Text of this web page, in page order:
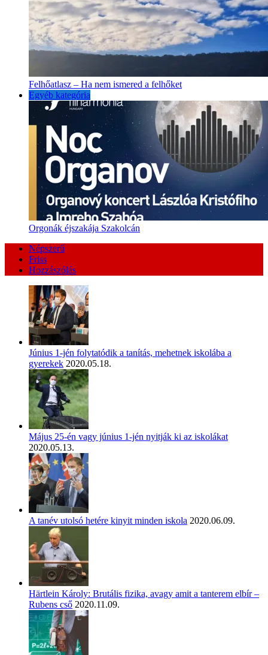
Felhőatlasz – Ha nem ismered a felhőket
Egyéb kategória
Orgonák éjszakája Szakolcán
Népszerű
Friss
Hozzászólás
Június 1-jén folytatódik a tanítás, mehetnek iskolába a
gyerekek 2020.05.18.
Május 25-én vagy június 1-jén nyitják ki az iskolákat
2020.05.13.
A tanév utolsó hetére kinyit minden iskola 2020.06.09.
Härtlein Károly: Brutális fizika, avagy amit a tanterem elbír –
Rubens cső 2020.11.09.